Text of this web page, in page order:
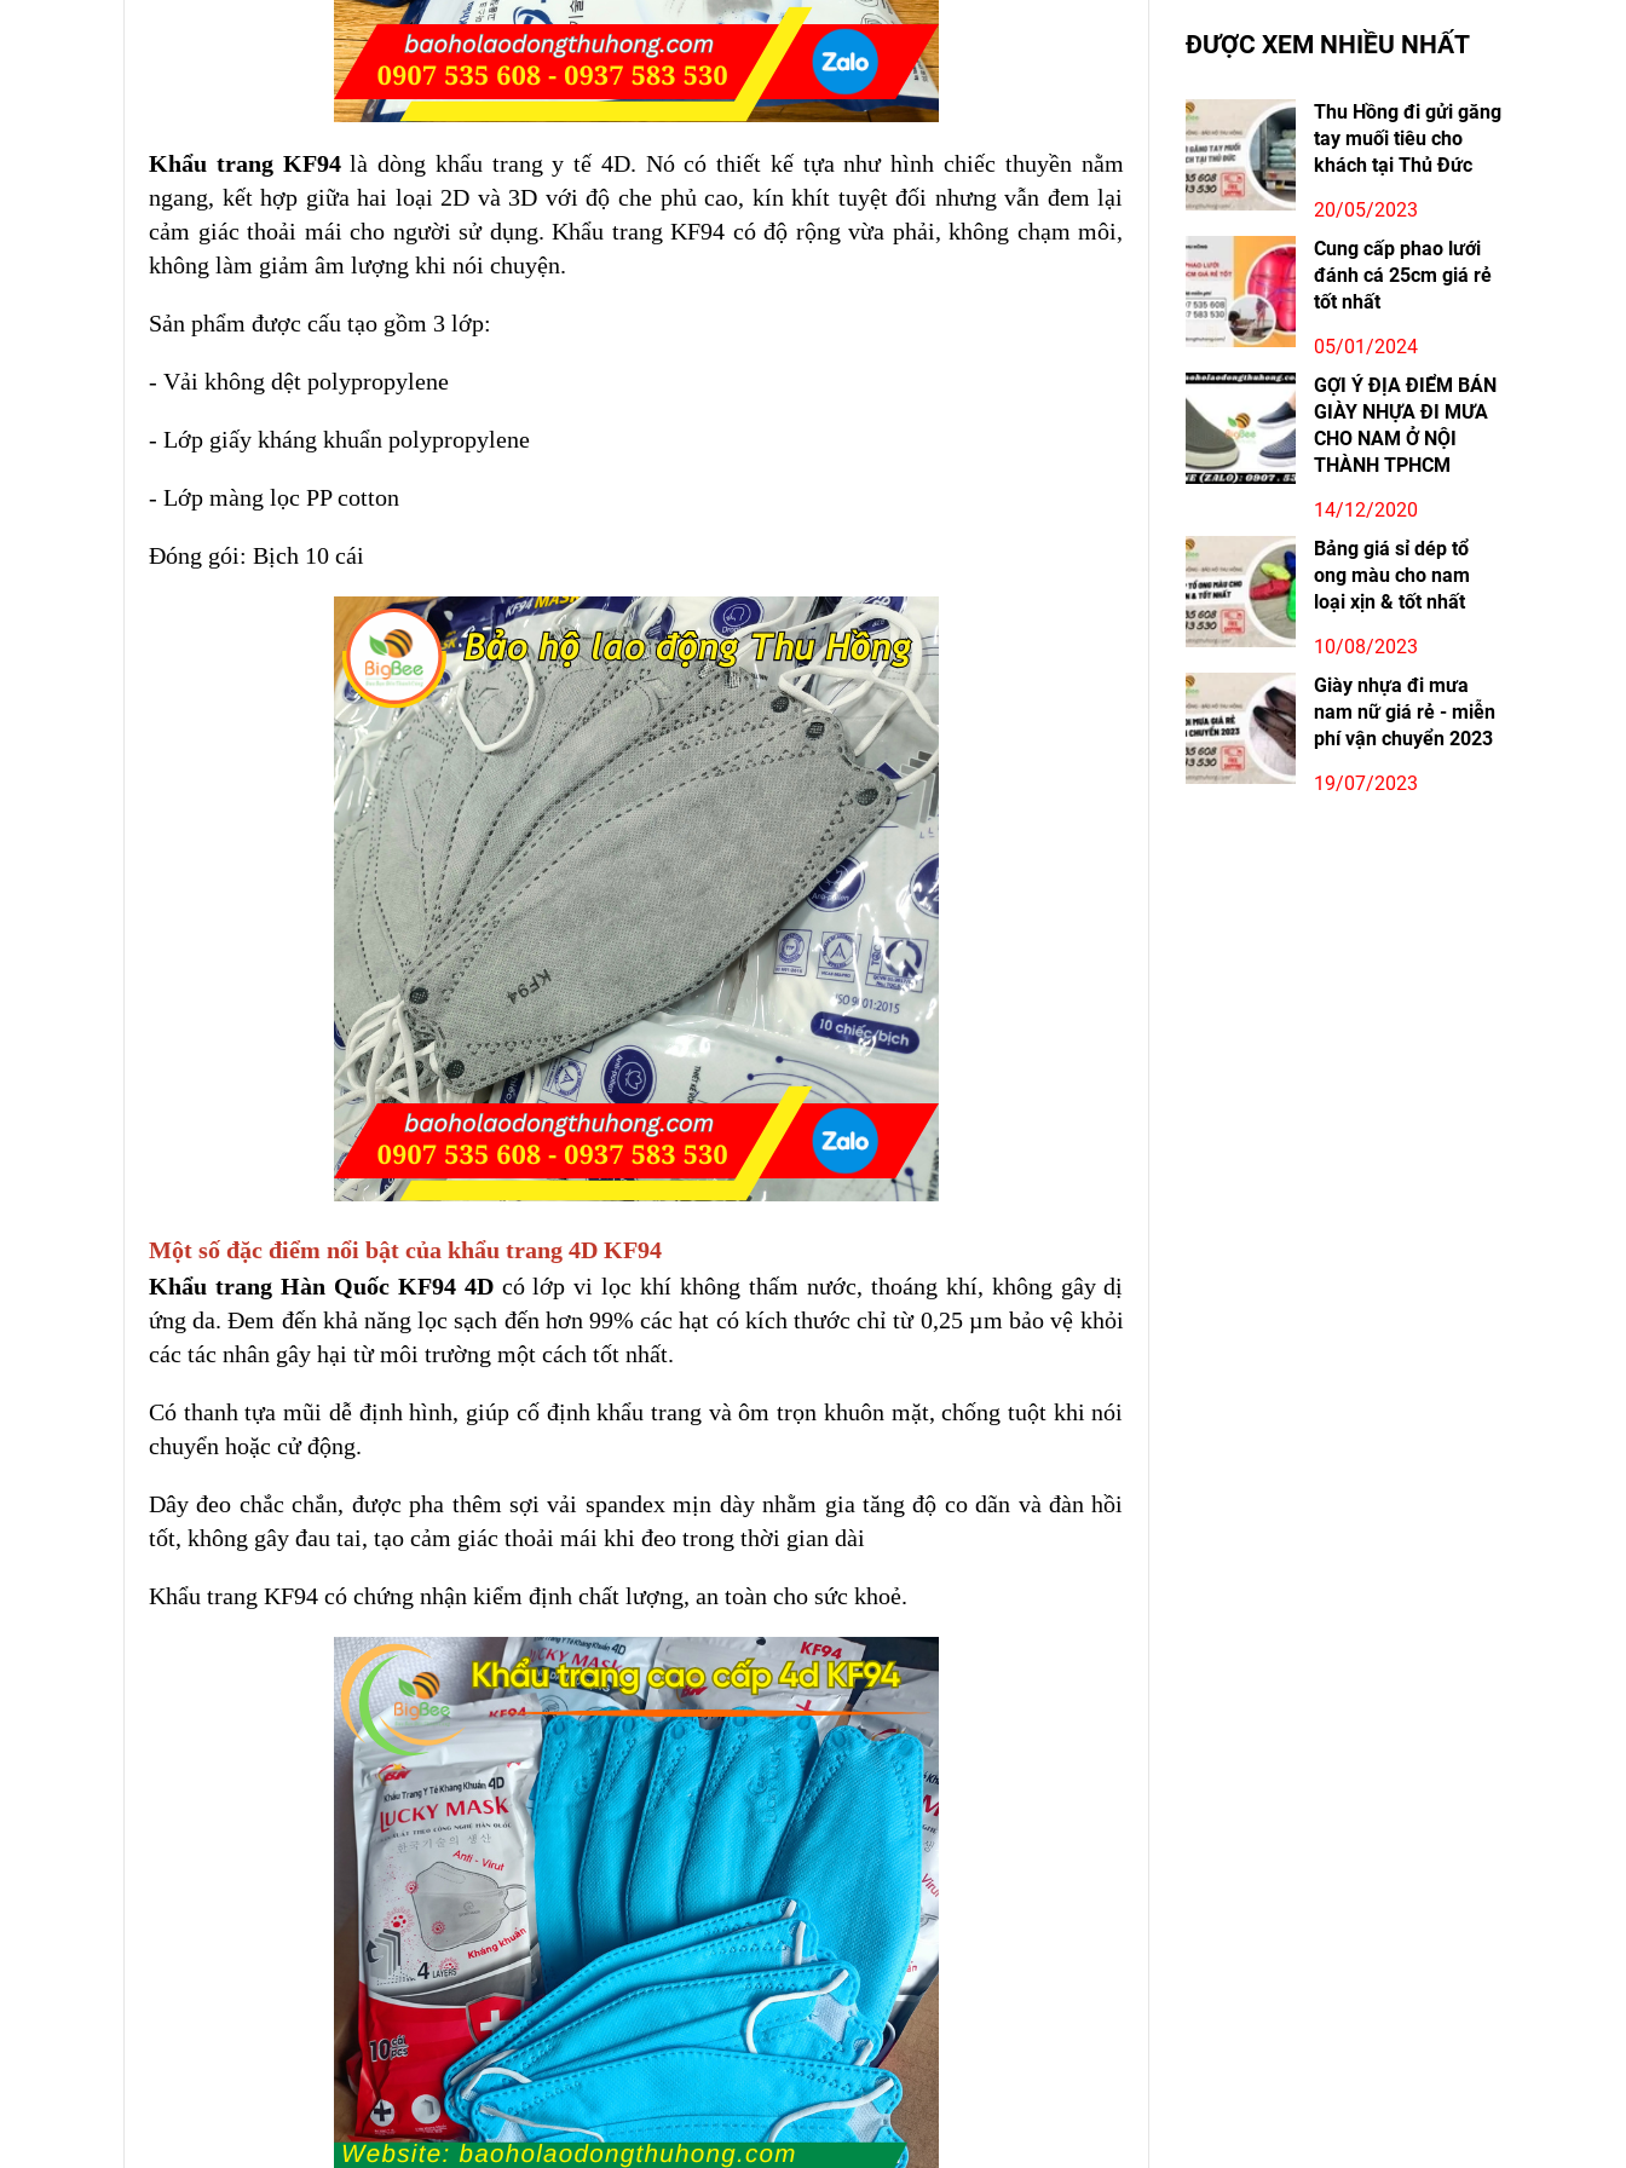
Khẩu trang KF94là dòng khẩu trang y tế 4D. Nó có thiết kế tựa như hình chiếc thuyền nằm
ngang, kết hợp giữa hai loại 2D và 3D với độ che phủ cao, kín khít tuyệt đối nhưng vẫn đem lại
cảm giác thoải mái cho người sử dụng. Khẩu trang KF94 có độ rộng vừa phải, không chạm môi,
không làm giảm âm lượng khi nói chuyện.
Sản phẩm được cấu tạo gồm 3 lớp:
- Vải không dệt polypropylene
- Lớp giấy kháng khuẩn polypropylene
- Lớp màng lọc PP cotton
Đóng gói: Bịch 10 cái
Một số đặc điểm nổi bật của khẩu trang 4D KF94
Khẩu trang Hàn Quốc KF94 4D có lớp vi lọc khí không thấm nước, thoáng khí, không gây dị
ứng da. Đem đến khả năng lọc sạch đến hơn 99% các hạt có kích thước chỉ từ 0,25 µm bảo vệ khỏi
các tác nhân gây hại từ môi trường một cách tốt nhất.
Có thanh tựa mũi dễ định hình, giúp cố định khẩu trang và ôm trọn khuôn mặt, chống tuột khi nói
chuyển hoặc cử động.
Dây đeo chắc chắn, được pha thêm sợi vải spandex mịn dày nhằm gia tăng độ co dãn và đàn hồi
tốt, không gây đau tai, tạo cảm giác thoải mái khi đeo trong thời gian dài
Khẩu trang KF94 có chứng nhận kiểm định chất lượng, an toàn cho sức khoẻ.
ĐƯỢC XEM NHIỀU NHẤT
Thu Hồng đi gửi găng
tay muối tiêu cho
khách tại Thủ Đức
20/05/2023
Cung cấp phao lưới
đánh cá 25cm giá rẻ
tốt nhất
05/01/2024
GỢI Ý ĐỊA ĐIỂM BÁN
GIÀY NHỰA ĐI MƯA
CHO NAM Ở NỘI
THÀNH TPHCM
14/12/2020
Bảng giá sỉ dép tổ
ong màu cho nam
loại xịn & tốt nhất
10/08/2023
Giày nhựa đi mưa
nam nữ giá rẻ - miễn
phí vận chuyển 2023
19/07/2023